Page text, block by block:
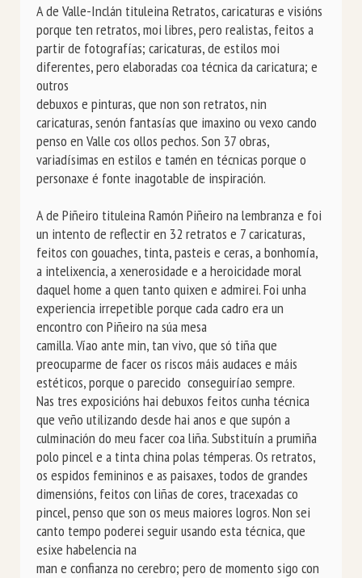
A de Valle-Inclán tituleina Retratos, caricaturas e visións
porque ten retratos, moi libres, pero realistas, feitos a
partir de fotografías; caricaturas, de estilos moi
diferentes, pero elaboradas coa técnica da caricatura; e
outros
debuxos e pinturas, que non son retratos, nin
caricaturas, senón fantasías que imaxino ou vexo cando
penso en Valle cos ollos pechos. Son 37 obras,
variadísimas en estilos e tamén en técnicas porque o
personaxe é fonte inagotable de inspiración.
A de Piñeiro tituleina Ramón Piñeiro na lembranza e foi
un intento de reflectir en 32 retratos e 7 caricaturas,
feitos con gouaches, tinta, pasteis e ceras, a bonhomía,
a intelixencia, a xenerosidade e a heroicidade moral
daquel home a quen tanto quixen e admirei. Foi unha
experiencia irrepetible porque cada cadro era un
encontro con Piñeiro na súa mesa
camilla. Víao ante min, tan vivo, que só tiña que
preocuparme de facer os riscos máis audaces e máis
estéticos, porque o parecido  conseguiríao sempre.
Nas tres exposicións hai debuxos feitos cunha técnica
que veño utilizando desde hai anos e que supón a
culminación do meu facer coa liña. Substituín a prumiña
polo pincel e a tinta china polas témperas. Os retratos,
os espidos femininos e as paisaxes, todos de grandes
dimensións, feitos con liñas de cores, tracexadas co
pincel, penso que son os meus maiores logros. Non sei
canto tempo poderei seguir usando esta técnica, que
esixe habelencia na
man e confianza no cerebro; pero de momento sigo con